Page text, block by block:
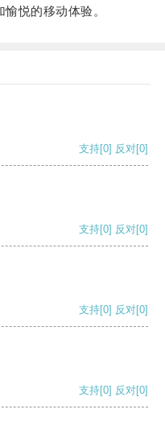
悦的移动体验。
支持[0] 反对[0]
支持[0] 反对[0]
支持[0] 反对[0]
支持[0] 反对[0]